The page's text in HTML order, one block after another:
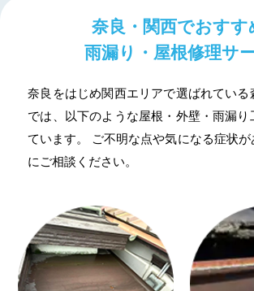
奈良・関西でおすす
雨漏り・屋根修理サ
奈良をはじめ関西エリアで選ばれている
では、以下のような屋根・外壁・雨漏り
ています。 ご不明な点や気になる症状
にご相談ください。